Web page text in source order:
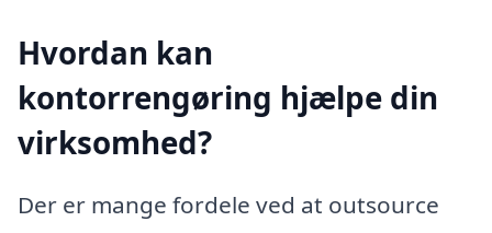
Hvordan kan
kontorrengøring hjælpe din
virksomhed?
Der er mange fordele ved at outsource